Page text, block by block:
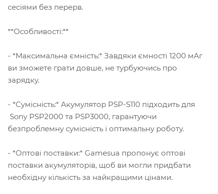
сесіями без перерв.
**Особливості:**
- *Максимальна ємність:* Завдяки ємності 1200 мАг
ви зможете грати довше, не турбуючись про
зарядку.
- *Сумісність:* Акумулятор PSP-S110 підходить для
Sony PSP2000 та PSP3000, гарантуючи
безпроблемну сумісність і оптимальну роботу.
- *Оптові поставки:* Gamesua пропонує оптові
поставки акумуляторів, щоб ви могли придбати
необхідну кількість за найкращими цінами.